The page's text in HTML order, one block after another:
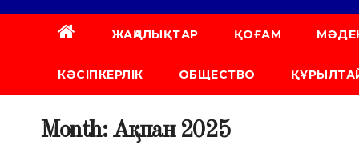
ЖАҢАЛЫҚТАР ҚОҒАМ
КӘСІПКЕРЛІК ОБЩЕСТВО
Month: Ақпан 2025